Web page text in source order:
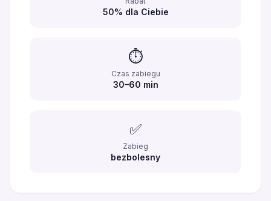
50% dla Ciebie
⏱️
Czas zabiegu
30–60 min
✅
Zabieg
bezbolesny